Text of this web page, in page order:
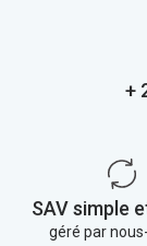
+
SAV simple
géré par